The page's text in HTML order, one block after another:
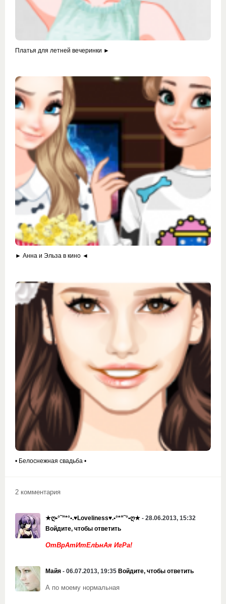
Платья для летней вечеринки ►
► Анна и Эльза в кино ◄
• Белоснежная свадьба •
2 комментария
★ღ•°˜”*°•.♥Loveliness♥.•°*”˜°•ღ★ - 28.06.2013, 15:32
Войдите, чтобы ответить
ОтВрАтИтЕлЬнАя ИгРа!
Майя - 06.07.2013, 19:35 Войдите, чтобы ответить
А по моему нормальная